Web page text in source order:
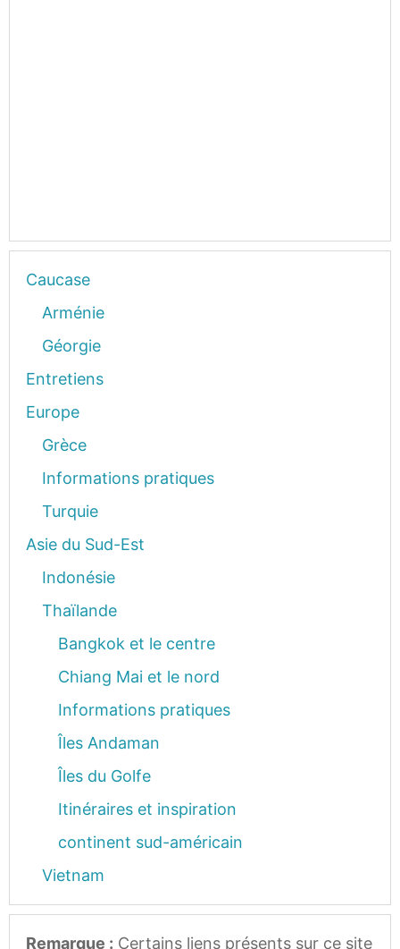
Caucase
Arménie
Géorgie
Entretiens
Europe
Grèce
Informations pratiques
Turquie
Asie du Sud-Est
Indonésie
Thaïlande
Bangkok et le centre
Chiang Mai et le nord
Informations pratiques
Îles Andaman
Îles du Golfe
Itinéraires et inspiration
continent sud-américain
Vietnam
Remarque : Certains liens présents sur ce site